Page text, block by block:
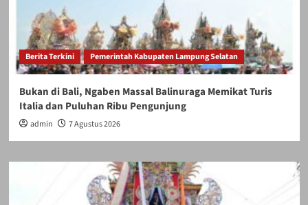
Berita Terkini Pemerintah Kabupaten Lampung Selatan
Bukan di Bali, Ngaben Massal Balinuraga Memikat Turis
Italia dan Puluhan Ribu Pengunjung
admin 7 Agustus 2026